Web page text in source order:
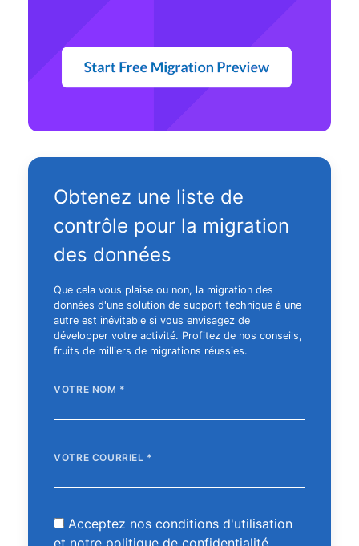
Obtenez une liste de
contrôle pour la migration
des données
Que cela vous plaise ou non, la migration des
données d'une solution de support technique à une
autre est inévitable si vous envisagez de
développer votre activité. Profitez de nos conseils,
fruits de milliers de migrations réussies.
VOTRE NOM *
VOTRE COURRIEL *
Acceptez nos conditions d'utilisation